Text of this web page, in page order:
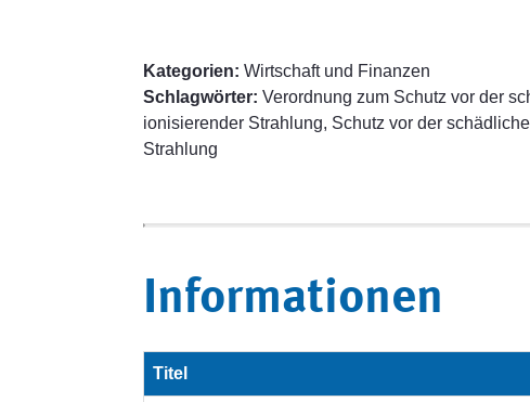
Kategorien: Wirtschaft und Finanzen
Schlagwörter: Verordnung zum Schutz vor der
ionisierender Strahlung, Schutz vor der
Strahlung
Informationen
Titel